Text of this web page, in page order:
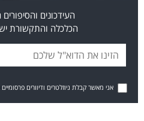
העידכונים
הכלכלה והתקשורת
אני מאשר קבלת ניוזלטרים ודיוורים